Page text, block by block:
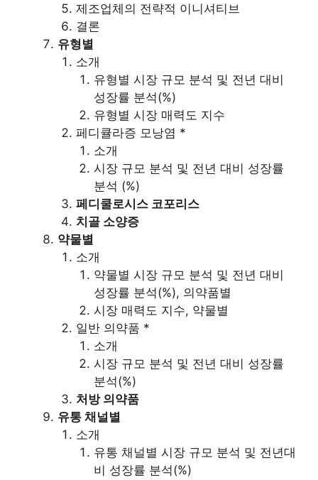
제조업체의 전략적 이니셔티브
결론
유형별
소개
유형별 시장 규모 분석 및 전년 대비
성장률 분석(%)
유형별 시장 매력도 지수
페디큘라증 모낭염 *
소개
시장 규모 분석 및 전년 대비 성장률
분석 (%)
페디쿨로시스 코포리스
치골 소양증
약물별
소개
약물별 시장 규모 분석 및 전년 대비
성장률 분석(%), 의약품별
시장 매력도 지수, 약물별
일반 의약품 *
소개
시장 규모 분석 및 전년 대비 성장률
분석(%)
처방 의약품
유통 채널별
소개
유통 채널별 시장 규모 분석 및 전년대
비 성장률 분석(%)